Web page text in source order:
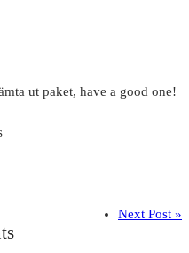
ut paket, have a good one!
Next Post »